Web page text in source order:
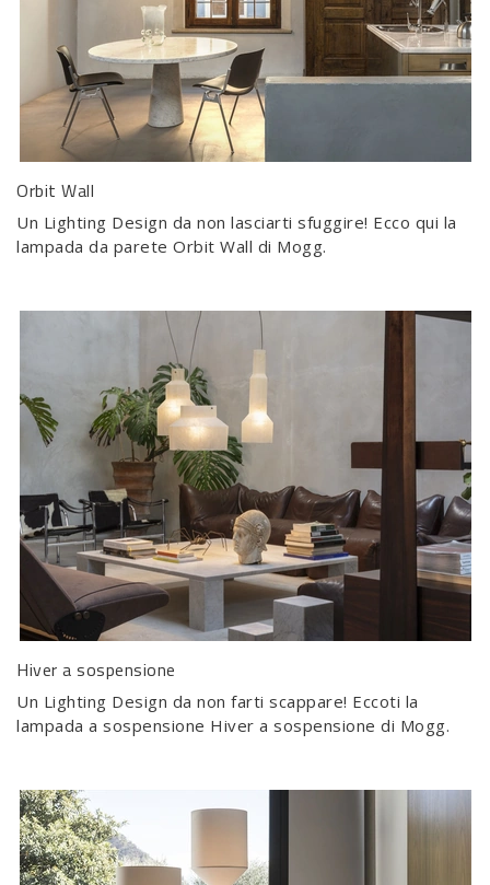
Orbit Wall
Un Lighting Design da non lasciarti sfuggire! Ecco qui la
lampada da parete Orbit Wall di Mogg.
Hiver a sospensione
Un Lighting Design da non farti scappare! Eccoti la
lampada a sospensione Hiver a sospensione di Mogg.